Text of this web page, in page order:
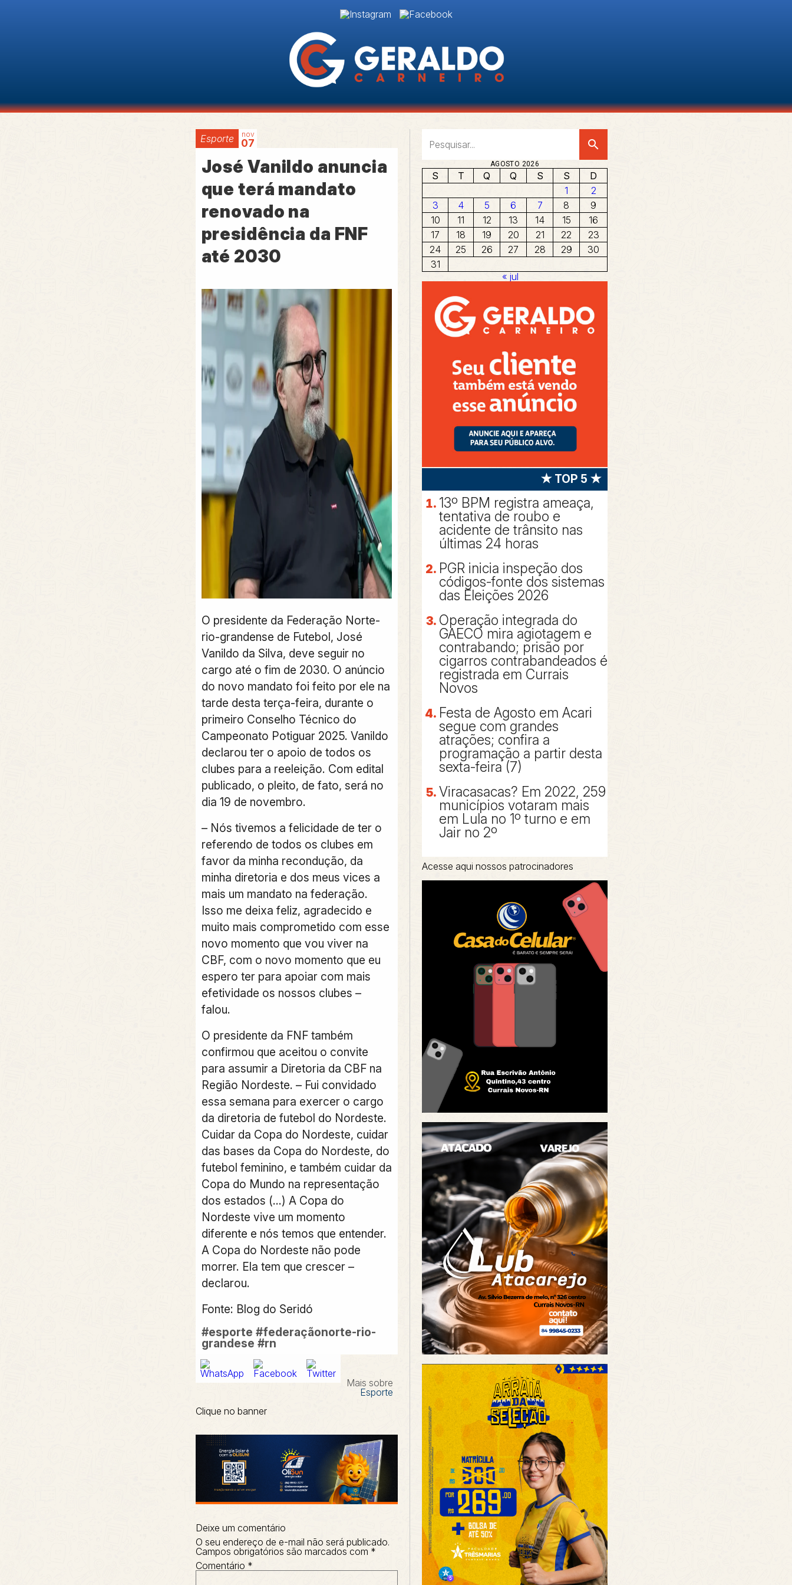
Esporte 07
nov
José Vanildo anuncia
que terá mandato
renovado na
presidência da FNF
até 2030
O presidente da Federação Norte-
rio-grandense de Futebol, José
Vanildo da Silva, deve seguir no
cargo até o fim de 2030. O anúncio
do novo mandato foi feito por ele na
tarde desta terça-feira, durante o
primeiro Conselho Técnico do
Campeonato Potiguar 2025. Vanildo
declarou ter o apoio de todos os
clubes para a reeleição. Com edital
publicado, o pleito, de fato, será no
dia 19 de novembro.
– Nós tivemos a felicidade de ter o
referendo de todos os clubes em
favor da minha recondução, da
minha diretoria e dos meus vices a
mais um mandato na federação.
Isso me deixa feliz, agradecido e
muito mais comprometido com esse
novo momento que vou viver na
CBF, com o novo momento que eu
espero ter para apoiar com mais
efetividade os nossos clubes –
falou.
O presidente da FNF também
confirmou que aceitou o convite
para assumir a Diretoria da CBF na
Região Nordeste. – Fui convidado
essa semana para exercer o cargo
da diretoria de futebol do Nordeste.
Cuidar da Copa do Nordeste, cuidar
das bases da Copa do Nordeste, do
futebol feminino, e também cuidar da
Copa do Mundo na representação
dos estados (…) A Copa do
Nordeste vive um momento
diferente e nós temos que entender.
A Copa do Nordeste não pode
morrer. Ela tem que crescer –
declarou.
Fonte: Blog do Seridó
#esporte #federaçãonorte-rio-
grandese #rn
Mais sobre
Esporte
Clique no banner
Deixe um comentário
O seu endereço de e-mail não será publicado.
Campos obrigatórios são marcados com *
Comentário *
search
AGOSTO 2026
S T Q Q S S
D
1
2
3
4 5 6 7 8
9
10
11 12 13 14 15
16
17
18 19 20 21 22
23
24
25 26 27 28 29
30
31
« jul
★ TOP 5 ★
13º BPM registra ameaça,
tentativa de roubo e
acidente de trânsito nas
últimas 24 horas
PGR inicia inspeção dos
códigos-fonte dos sistemas
das Eleições 2026
Operação integrada do
GAECO mira agiotagem e
contrabando; prisão por
cigarros contrabandeados é
registrada em Currais
Novos
Festa de Agosto em Acari
segue com grandes
atrações; confira a
programação a partir desta
sexta-feira (7)
Viracasacas? Em 2022, 259
municípios votaram mais
em Lula no 1º turno e em
Jair no 2º
Acesse aqui nossos patrocinadores